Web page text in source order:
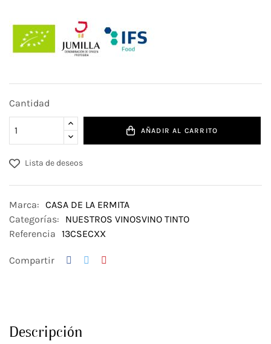
Cantidad
AÑADIR AL CARRITO
Lista de deseos
Marca: CASA DE LA ERMITA
Categorías:
NUESTROS VINOSVINO TINTO
Referencia 13CSECXX
Compartir
Descripción